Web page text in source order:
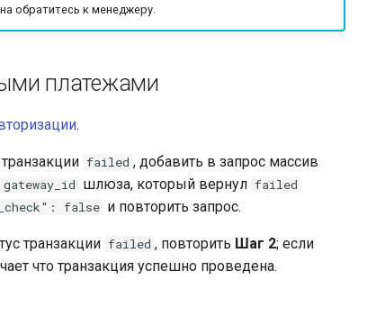
обратитесь к менеджеру.
платежами
.
failed , добавить в запрос массив
gateway_id шлюза, который вернул failed
false и повторить запрос.
транзакции failed , повторить Шаг 2; если
что транзакция успешно проведена.